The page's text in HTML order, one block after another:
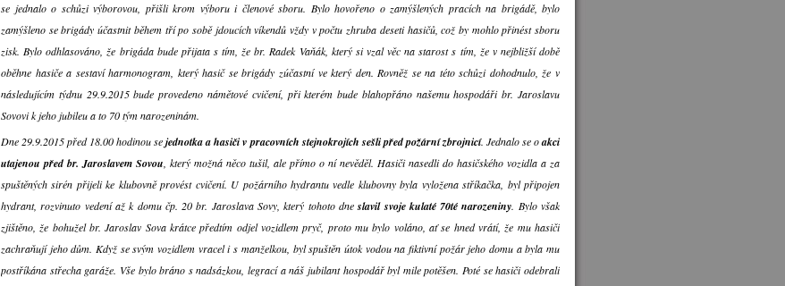
se jednalo o schůzi výborovou, přišli krom výboru i členové sboru. Bylo hovořeno o zamýšlených pracích na brigádě, bylo
zamýšleno se brigády účastnit během tří po sobě jdoucích víkendů vždy v počtu zhruba deseti hasičů, což by mohlo přinést sboru
zisk. Bylo odhlasováno, že brigáda bude přijata s tím, že br. Radek Vaňák, který si vzal věc na starost s tím, že v nejbližší době
oběhne hasiče a sestaví harmonogram, který hasič se brigády zúčastní ve který den. Rovněž se na této schůzi dohodnulo, že v
následujícím týdnu 29.9.2015 bude provedeno námětové cvičení, při kterém bude blahopřáno našemu hospodáři br. Jaroslavu
Sovovi k jeho jubileu a to 70 tým narozeninám.
Dne 29.9.2015 před 18.00 hodinou sejednotka a hasiči v pracovních stejnokrojích sešli před požární zbrojnicí. Jednalo se oakci
utajenou před br. Jaroslavem Sovou , který možná něco tušil, ale přímo o ní nevěděl. Hasiči nasedli do hasičského vozidla a za
spuštěných sirén přijeli ke klubovně provést cvičení. U požárního hydrantu vedle klubovny byla vyložena stříkačka, byl připojen
hydrant, rozvinuto vedení až k domu čp. 20 br. Jaroslava Sovy, který tohoto dneslavil svoje kulaté 70té narozeniny. Bylo však
zjištěno, že bohužel br. Jaroslav Sova krátce předtím odjel vozidlem pryč, proto mu bylo voláno, ať se hned vrátí, že mu hasiči
zachraňují jeho dům. Když se svým vozidlem vracel i s manželkou, byl spuštěn útok vodou na fiktivní požár jeho domu a byla mu
postříkána střecha garáže. Vše bylo bráno s nadsázkou, legrací a náš jubilant hospodář byl mile potěšen. Poté se hasiči odebrali